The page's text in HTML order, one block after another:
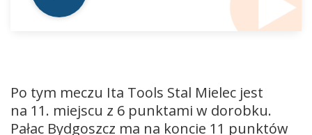
Po tym meczu Ita Tools Stal Mielec jest
na 11. miejscu z 6 punktami w dorobku.
Pałac Bydgoszcz ma na koncie 11 punktów